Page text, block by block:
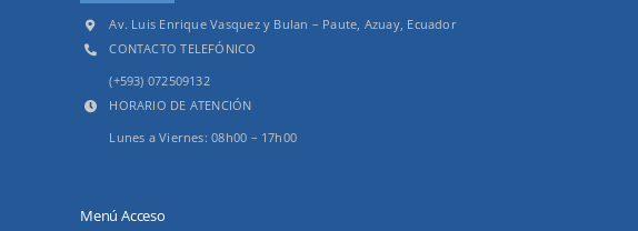
Av. Luis Enrique Vasquez y Bulan – Paute, Azuay, Ecuador
CONTACTO TELEFÓNICO
(+593) 072509132
HORARIO DE ATENCIÓN
Lunes a Viernes: 08h00 – 17h00
Menú Acceso